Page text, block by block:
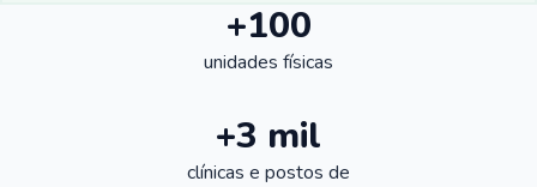
+100
unidades físicas
+3 mil
clínicas e postos de